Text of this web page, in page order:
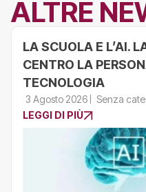
ALTRE
LA SCUOLA E L’AI.
CENTRO LA
TECNOLOGIA
3 Agosto 2026
Senza
LEGGI DI PIÙ